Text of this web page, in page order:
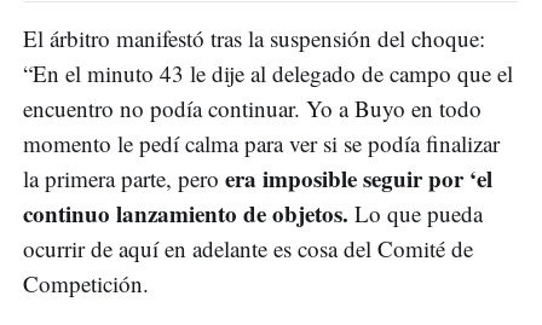
El árbitro manifestó tras la suspensión del choque:
“En el minuto 43 le dije al delegado de campo que el
encuentro no podía continuar. Yo a Buyo en todo
momento le pedí calma para ver si se podía finalizar
la primera parte, pero era imposible seguir por ‘el
continuo lanzamiento de objetos. Lo que pueda
ocurrir de aquí en adelante es cosa del Comité de
Competición.